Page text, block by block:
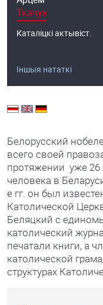
Ткачук
Каталіцкі актывіст.
Іншыя нататкі
Белорусский
всего своей
протяжении уже 26
человека в
е гг. он был
Католической
Беляцкий с
католический
печатали книги, а
католической
структурах